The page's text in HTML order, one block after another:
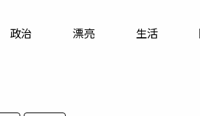
運勢
政治 漂亮 生活